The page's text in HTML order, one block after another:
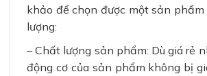
khảo để chọn được một sản
lượng:
– Chất lượng sản phẩm: Dù giá rẻ
động cơ của sản phẩm không bị